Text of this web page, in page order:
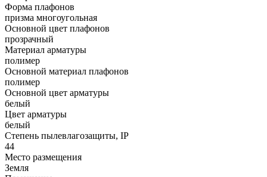
Форма плафонов
призма многоугольная
Основной цвет плафонов
прозрачный
Материал арматуры
полимер
Основной материал плафонов
полимер
Основной цвет арматуры
белый
Цвет арматуры
белый
Степень пылевлагозащиты, IP
44
Место размещения
Земля